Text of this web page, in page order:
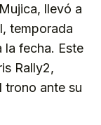
llevó a
temporada
la fecha. Este
Rally2,
trono ante su